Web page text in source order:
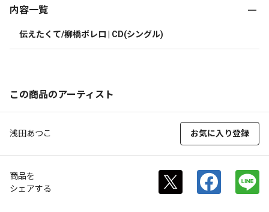
内容一覧
伝えたくて/柳橋ボレロ | CD(シングル)
この商品のアーティスト
浅田あつこ お気に入り登録
商品を
シェアする